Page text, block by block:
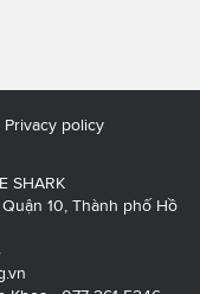
Privacy policy
SHARK
10, Thành phố Hồ